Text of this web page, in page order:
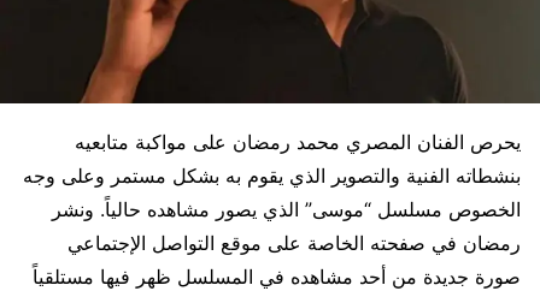
يحرص الفنان المصري ​محمد رمضان​ على مواكبة متابعيه
بنشطاته الفنية والتصوير الذي يقوم به بشكل مستمر وعلى وجه
الخصوص مسلسل “موسى” الذي يصور مشاهده حالياً. ونشر
رمضان في صفحته الخاصة على موقع التواصل الإجتماعي
صورة جديدة من أحد مشاهده في المسلسل ظهر فيها مستلقياً